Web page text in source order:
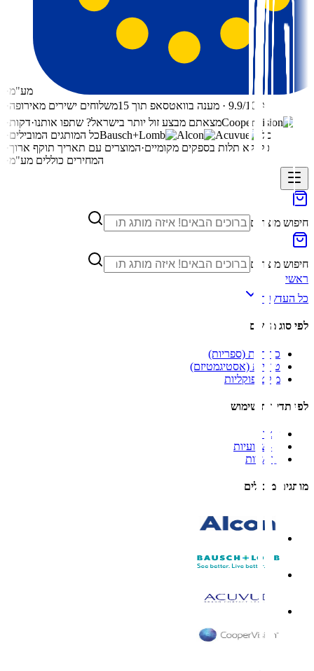
מע"מ·
משלוחים ישירים מאירופה·
⭐ 9.9/10 · מענה בוואטסאפ תוך 15
דקות· מצאתם מבצע זול יותר בישראל? שתפו אותנו·
כל המותגים המובילים·
כל
המוצרים עם תאריך תוקף ארוך· ללא תלות בספקים מקומיים·
כל
המחירים כוללים מע"מ·
חיפוש מוצרים
חיפוש מוצרים
ראשי
כל העדשות
לפי סוג מרשם
כדוריות (ספריות)
טוריות (אסטיגמטיזם)
מולטיפוקליות
לפי תדירות שימוש
יומיות
דו-שבועיות
חודשיות
מותגים מובילים